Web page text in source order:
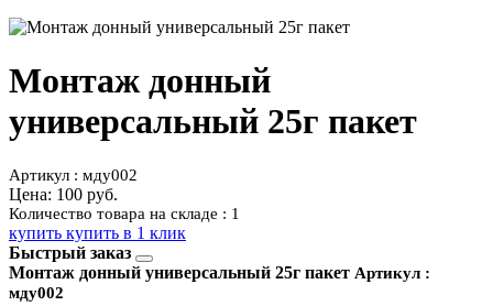
Монтаж донный
универсальный 25г пакет
Артикул : мду002
Цена: 100 руб.
Количество товара на складе : 1
купить купить в 1 клик
Быстрый заказ
Монтаж донный универсальный 25г пакет Артикул :
мду002